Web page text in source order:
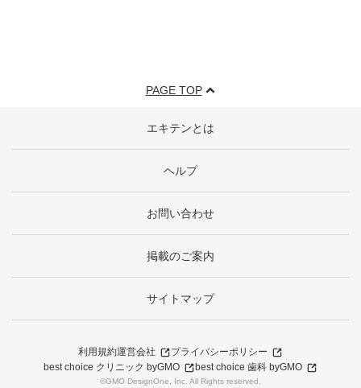
PAGE TOP
エキテンとは
ヘルプ
お問い合わせ
掲載のご案内
サイトマップ
利用規約運営会社
プライバシーポリシー
best choice クリニック byGMO
best choice 歯科 byGMO
©GMO DesignOne, Inc. All Rights reserved.